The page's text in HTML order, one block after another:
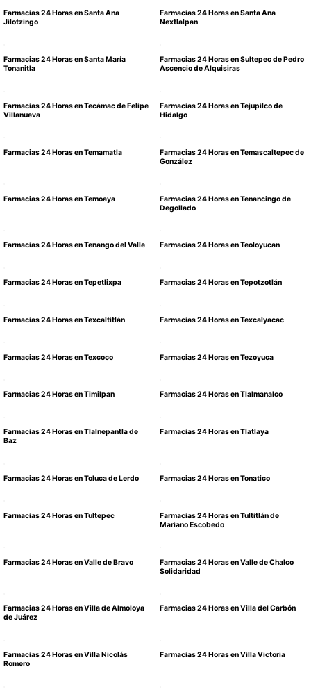
Farmacias 24 Horas en Santa Ana
Jilotzingo
Farmacias 24 Horas en Santa Ana
Nextlalpan
Farmacias 24 Horas en Santa María
Tonanitla
Farmacias 24 Horas en Sultepec de Pedro
Ascencio de Alquisiras
Farmacias 24 Horas en Tecámac de Felipe
Villanueva
Farmacias 24 Horas en Tejupilco de
Hidalgo
Farmacias 24 Horas en Temamatla
Farmacias 24 Horas en Temascaltepec de
González
Farmacias 24 Horas en Temoaya
Farmacias 24 Horas en Tenancingo de
Degollado
Farmacias 24 Horas en Tenango del Valle Farmacias 24 Horas en Teoloyucan
Farmacias 24 Horas en Tepetlixpa Farmacias 24 Horas en Tepotzotlán
Farmacias 24 Horas en Texcaltitlán Farmacias 24 Horas en Texcalyacac
Farmacias 24 Horas en Texcoco Farmacias 24 Horas en Tezoyuca
Farmacias 24 Horas en Timilpan Farmacias 24 Horas en Tlalmanalco
Farmacias 24 Horas en Tlalnepantla de
Baz
Farmacias 24 Horas en Tlatlaya
Farmacias 24 Horas en Toluca de Lerdo Farmacias 24 Horas en Tonatico
Farmacias 24 Horas en Tultepec
Farmacias 24 Horas en Tultitlán de
Mariano Escobedo
Farmacias 24 Horas en Valle de Bravo
Farmacias 24 Horas en Valle de Chalco
Solidaridad
Farmacias 24 Horas en Villa de Almoloya
de Juárez
Farmacias 24 Horas en Villa del Carbón
Farmacias 24 Horas en Villa Nicolás
Romero
Farmacias 24 Horas en Villa Victoria